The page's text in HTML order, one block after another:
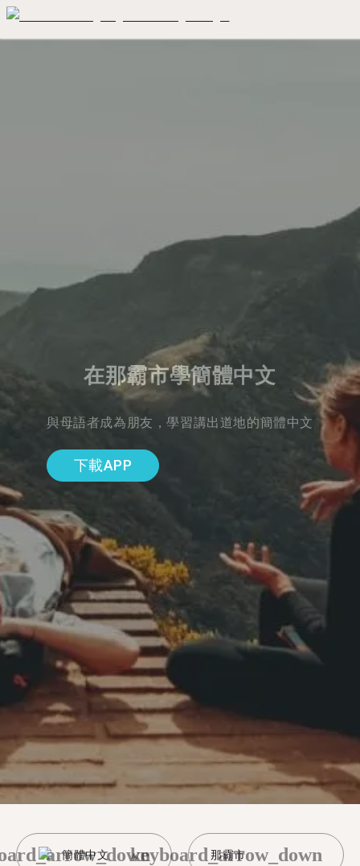
在那霸市學簡體中文
與母語者成為朋友，學習講出道地的簡體中文
下載APP
簡體中文 那霸市
keyboard_arrow_down